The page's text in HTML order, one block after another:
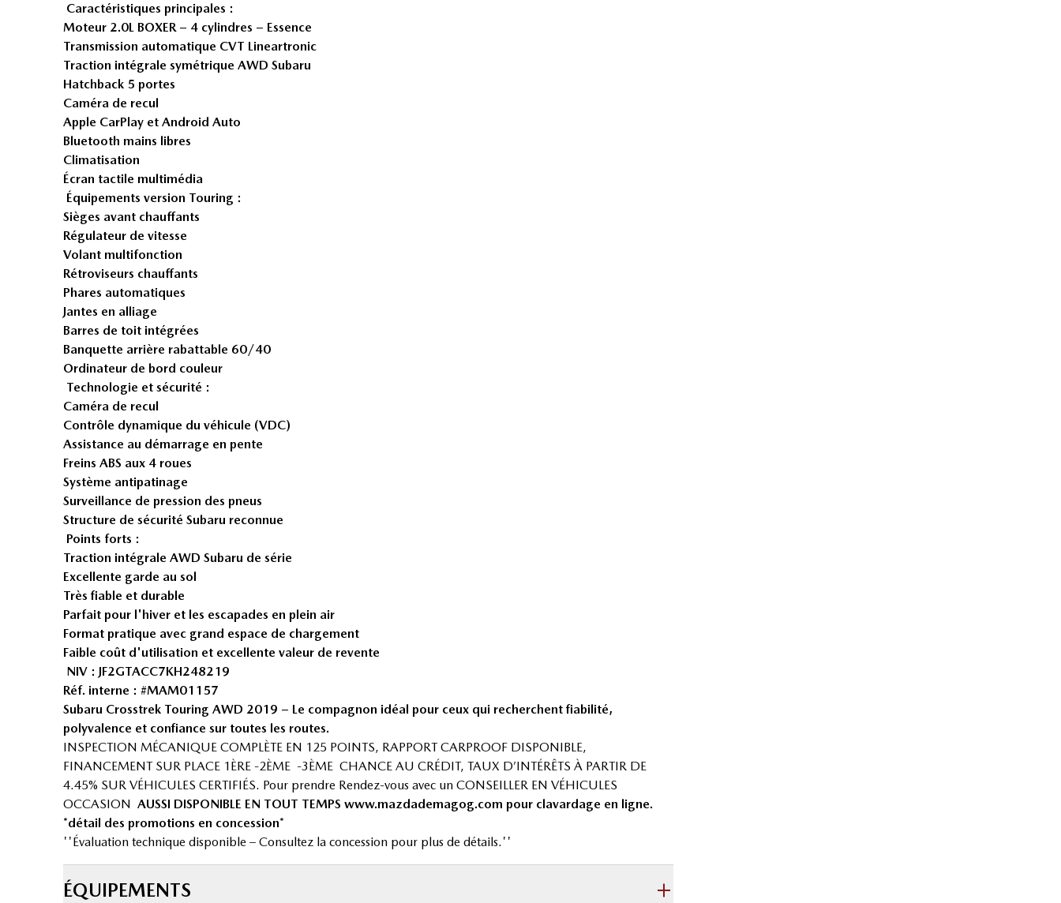
Caractéristiques principales :
Moteur 2.0L BOXER – 4 cylindres – Essence
Transmission automatique CVT Lineartronic
Traction intégrale symétrique AWD Subaru
Hatchback 5 portes
Caméra de recul
Apple CarPlay et Android Auto
Bluetooth mains libres
Climatisation
Écran tactile multimédia
Équipements version Touring :
Sièges avant chauffants
Régulateur de vitesse
Volant multifonction
Rétroviseurs chauffants
Phares automatiques
Jantes en alliage
Barres de toit intégrées
Banquette arrière rabattable 60/40
Ordinateur de bord couleur
Technologie et sécurité :
Caméra de recul
Contrôle dynamique du véhicule (VDC)
Assistance au démarrage en pente
Freins ABS aux 4 roues
Système antipatinage
Surveillance de pression des pneus
Structure de sécurité Subaru reconnue
Points forts :
Traction intégrale AWD Subaru de série
Excellente garde au sol
Très fiable et durable
Parfait pour l'hiver et les escapades en plein air
Format pratique avec grand espace de chargement
Faible coût d'utilisation et excellente valeur de revente
NIV : JF2GTACC7KH248219
Réf. interne : #MAM01157
Subaru Crosstrek Touring AWD 2019 – Le compagnon idéal pour ceux qui recherchent fiabilité,
polyvalence et confiance sur toutes les routes.
INSPECTION MÉCANIQUE COMPLÈTE EN 125 POINTS, RAPPORT CARPROOF DISPONIBLE,
FINANCEMENT SUR PLACE 1ÈRE -2ÈME -3ÈME CHANCE AU CRÉDIT, TAUX D’INTÉRÊTS À PARTIR DE
4.45% SUR VÉHICULES CERTIFIÉS. Pour prendre Rendez-vous avec un CONSEILLER EN VÉHICULES
OCCASION AUSSI DISPONIBLE EN TOUT TEMPS www.mazdademagog.com pour clavardage en ligne.
*détail des promotions en concession*
''Évaluation technique disponible – Consultez la concession pour plus de détails.''
ÉQUIPEMENTS